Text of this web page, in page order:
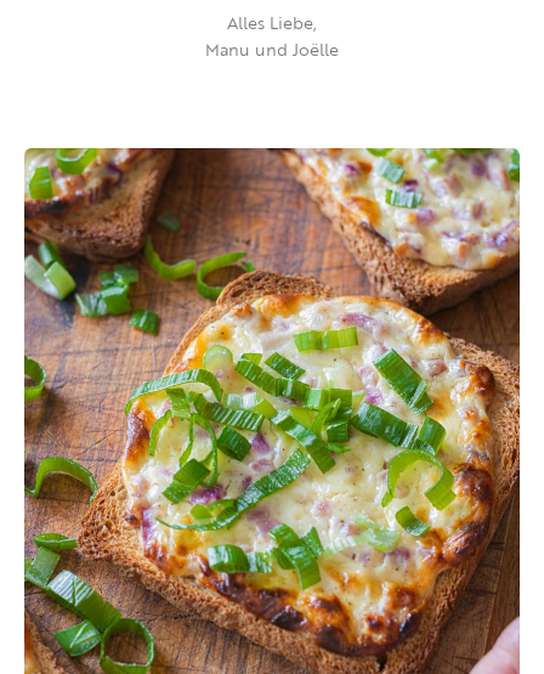
Alles Liebe,
Manu und Joëlle